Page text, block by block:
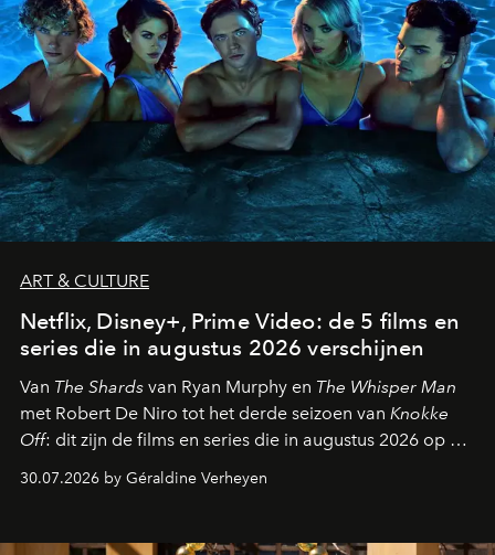
ART & CULTURE
Netflix, Disney+, Prime Video: de 5 films en
series die in augustus 2026 verschijnen
Van The Shards van Ryan Murphy en The Whisper Man
met Robert De Niro tot het derde seizoen van Knokke
Off: dit zijn de films en series die in augustus 2026 op de
streamingplatformen verschijnen.
30.07.2026 by Géraldine Verheyen